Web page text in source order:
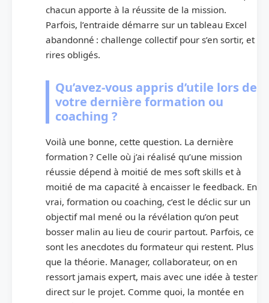
chacun apporte à la réussite de la mission.
Parfois, l’entraide démarre sur un tableau Excel
abandonné : challenge collectif pour s’en sortir, et
rires obligés.
Qu’avez-vous appris d’utile lors de
votre dernière formation ou
coaching ?
Voilà une bonne, cette question. La dernière
formation ? Celle où j’ai réalisé qu’une mission
réussie dépend à moitié de mes soft skills et à
moitié de ma capacité à encaisser le feedback. En
vrai, formation ou coaching, c’est le déclic sur un
objectif mal mené ou la révélation qu’on peut
bosser malin au lieu de courir partout. Parfois, ce
sont les anecdotes du formateur qui restent. Plus
que la théorie. Manager, collaborateur, on en
ressort jamais expert, mais avec une idée à tester
direct sur le projet. Comme quoi, la montée en